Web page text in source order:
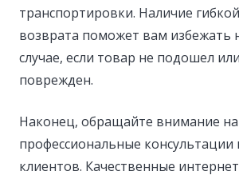
транспортировки. Наличие
возврата поможет вам избежать
случае, если товар не подошел
поврежден.
Наконец, обращайте внимание на
профессиональные
клиентов. Качественные